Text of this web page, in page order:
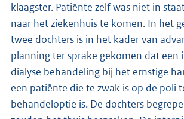
klaagster. Patiënte zelf was niet in
naar het ziekenhuis te komen. In het
twee dochters is in het kader van
planning ter sprake gekomen dat een
dialyse behandeling bij het ernstige
een patiënte die te zwak is op de poli
behandeloptie is. De dochters